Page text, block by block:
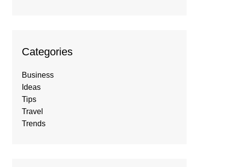
Categories
Business
Ideas
Tips
Travel
Trends